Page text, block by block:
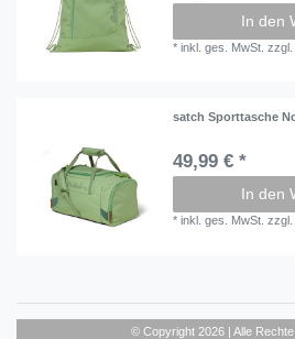
In den
*inkl. ges. MwSt.
satch Sporttasche
49,99 € *
In den
*inkl. ges. MwSt.
© Copyright 2026 | Alle Rechte